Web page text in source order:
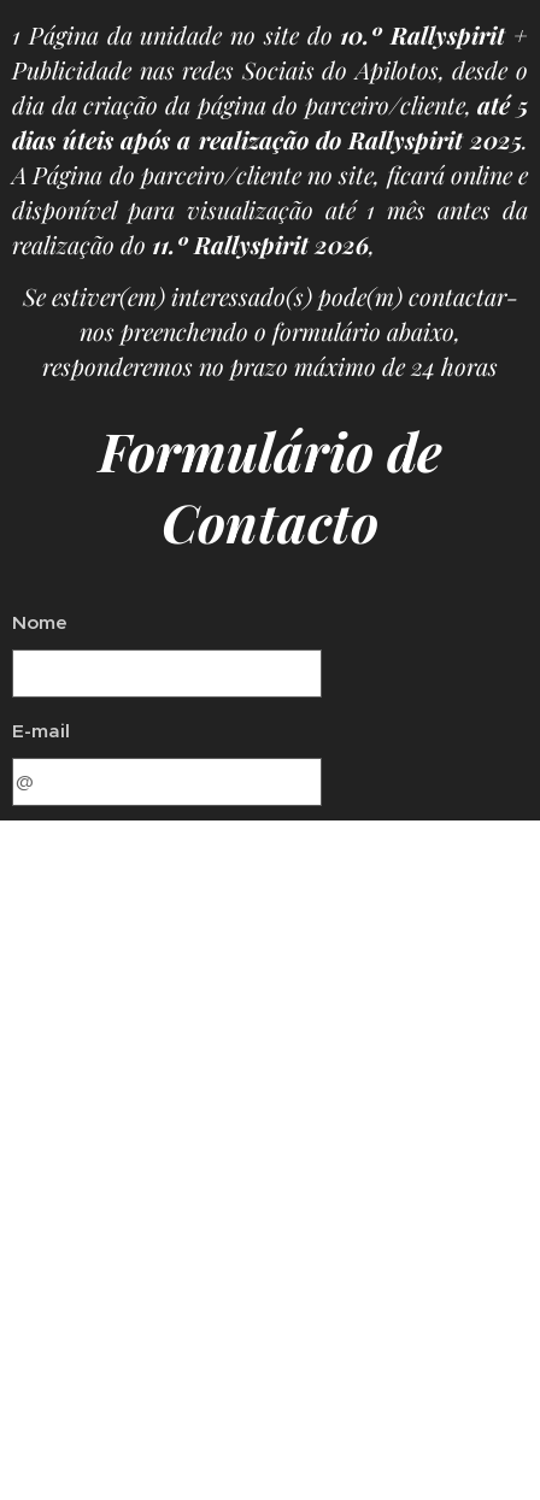
1 Página da unidade no site do 10.º Rallyspirit+
Publicidade nas redes Sociais do Apilotos, desde o
dia da criação da página do parceiro/cliente,até 5
dias úteis após a realização do Rallyspirit 2025.
A Página do parceiro/cliente no site, ficará online e
disponível para visualização até 1 mês antes da
realização do 11.º Rallyspirit2026,
Se estiver(em) interessado(s) pode(m) contactar-
nos preenchendo o formulário abaixo,
responderemos no prazo máximo de 24 horas
Formulário de
Contacto
Nome
E-mail